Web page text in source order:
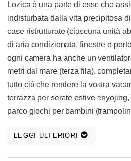
Lozica è una parte di esso che
indisturbata dalla vita precipitosa
case ristrutturate (ciascuna unità
di aria condizionata, finestre e
ogni camera ha anche un
metri dal mare (terza fila),
tutto ciò che rendere la vostra
terrazza per serate estive
parco giochi per bambini
sicuri che vi divertirete.
LEGGI ULTERIORI